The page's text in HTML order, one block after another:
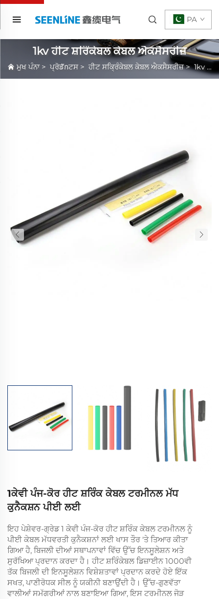
PA
1kv ਹੀਟ ਸ਼ਰਿੰਕੇਬਲ ਕੇਬਲ ਐਕਸੈਸਰੀਜ਼
ਮੁਖ ਪੰਨਾ> ਪ੍ਰੋਡักਟਸ > ਹੀਟ ਸਕ੍ਰਿੰਕੇਬਲ ਕੇਬਲ ਐਕਸੈਸਰੀਜ਼>1kv ਹੀਟ ਸ਼ਰਿੰਕੇਬਲ ਕੇਬਲ ਐਕਸੈਸਰੀਜ਼
1ਕੇਵੀ ਪੰਜ-ਕੋਰ ਹੀਟ ਸ਼ਰਿੰਕ ਕੇਬਲ ਟਰਮੀਨਲ ਮੱਧ
ਕੁਨੈਕਸ਼ਨ ਪੀਈ ਲਈ
ਇਹ ਪੇਸ਼ੇਵਰ-ਗ੍ਰੇਡ 1 ਕੇਵੀ ਪੰਜ-ਕੋਰ ਹੀਟ ਸ਼ਰਿੰਕ ਕੇਬਲ ਟਰਮੀਨਲ ਨੂੰ
ਪੀਈ ਕੇਬਲ ਮੱਧਵਰਤੀ ਕੁਨੈਕਸ਼ਨਾਂ ਲਈ ਖਾਸ ਤੌਰ 'ਤੇ ਤਿਆਰ ਕੀਤਾ
ਗਿਆ ਹੈ, ਬਿਜਲੀ ਦੀਆਂ ਸਥਾਪਨਾਵਾਂ ਵਿੱਚ ਉੱਚ ਇਨਸੂਲੇਸ਼ਨ ਅਤੇ
ਸੁਰੱਖਿਆ ਪ੍ਰਦਾਨ ਕਰਦਾ ਹੈ। ਹੀਟ ਸ਼ਰਿੰਕੇਬਲ ਡਿਜ਼ਾਈਨ 1000ਵੀ
ਤੱਕ ਬਿਜਲੀ ਦੀ ਇਨਸੂਲੇਸ਼ਨ ਵਿਸ਼ੇਸ਼ਤਾਵਾਂ ਪ੍ਰਦਾਨ ਕਰਦੇ ਹੋਏ ਇੱਕ
ਸਖਤ, ਪਾਣੀਰੋਧਕ ਸੀਲ ਨੂੰ ਯਕੀਨੀ ਬਣਾਉਂਦੀ ਹੈ। ਉੱਚ-ਗੁਣਵੱਤਾ
ਵਾਲੀਆਂ ਸਮੱਗਰੀਆਂ ਨਾਲ ਬਣਾਇਆ ਗਿਆ, ਇਸ ਟਰਮੀਨਲ ਜੋੜ